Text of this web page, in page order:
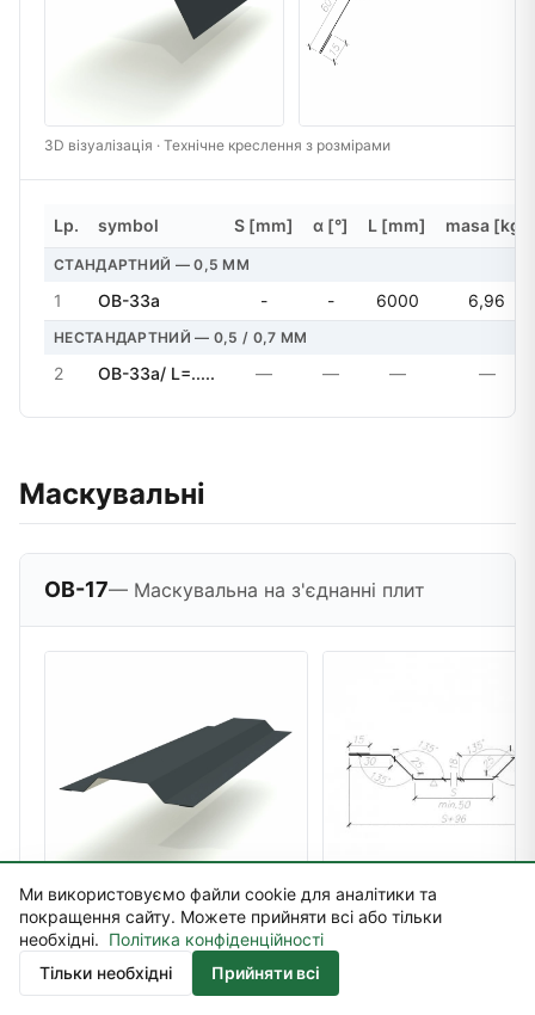
3D візуалізація · Технічне креслення з розмірами
Lp. symbol S [mm] α [°] L [mm] masa [kg]
СТАНДАРТНИЙ — 0,5 MM
1 OB-33a - - 6000 6,96
НЕСТАНДАРТНИЙ — 0,5 / 0,7 MM
2 OB-33a/ L=..... — — — —
Маскувальні
OB-17— Маскувальна на з'єднанні плит
3D візуалізація · Технічне креслення з розмірами
Ми використовуємо файли cookie для аналітики та
покращення сайту. Можете прийняти всі або тільки
необхідні. Політика конфіденційності
Тільки необхідні
Прийняти всі